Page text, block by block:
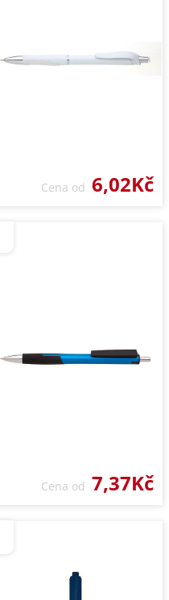
Cena od 6,02Kč
Cena od 7,37Kč